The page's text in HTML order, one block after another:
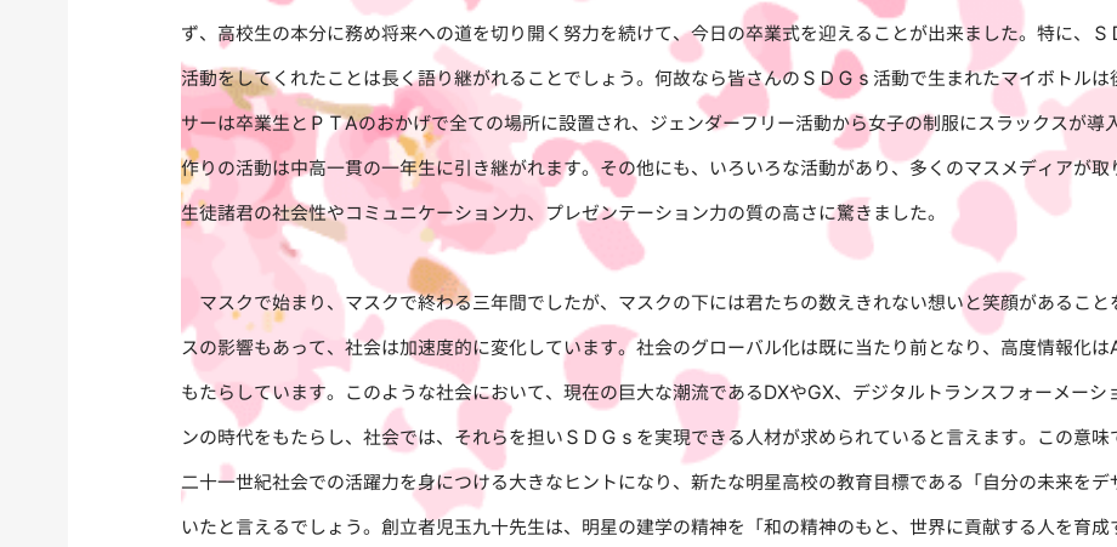
ず、高校生の本分に務め将来への道を切り開く努力を続けて、今日の卒業式を迎えることが出来ました。特に、
活動をしてくれたことは長く語り継がれることでしょう。何故なら皆さんのＳＤＧｓ活動で生まれたマイボトル
サーは卒業生とＰＴＡのおかげで全ての場所に設置され、ジェンダーフリー活動から女子の制服にスラックスが
作りの活動は中高一貫の一年生に引き継がれます。その他にも、いろいろな活動があり、多くのマスメディアが
生徒諸君の社会性やコミュニケーション力、プレゼンテーション力の質の高さに驚きました。
マスクで始まり、マスクで終わる三年間でしたが、マスクの下には君たちの数えきれない想いと笑顔があるこ
スの影響もあって、社会は加速度的に変化しています。社会のグローバル化は既に当たり前となり、高度情報化は
もたらしています。このような社会において、現在の巨大な潮流であるDXやGX、デジタルトランスフォーメーシ
ンの時代をもたらし、社会では、それらを担いＳＤＧｓを実現できる人材が求められていると言えます。この意味
二十一世紀社会での活躍力を身につける大きなヒントになり、新たな明星高校の教育目標である「自分の未来を
いたと言えるでしょう。創立者児玉九十先生は、明星の建学の精神を「和の精神のもと、世界に貢献する人を育